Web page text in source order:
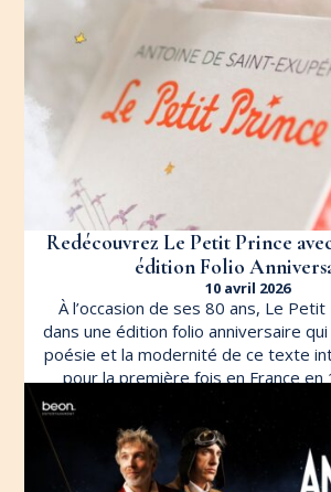
LIRE L'ARTICLE
Redécouvrez Le Petit Prince
édition Folio
10 avril 2026
À l’occasion de ses 80 ans, Le
dans une édition folio anniversaire
poésie et la modernité de ce texte
pour la première fois en France en
d’œuvre d’Antoine de Saint Exupéry
LIRE L'ARTICLE